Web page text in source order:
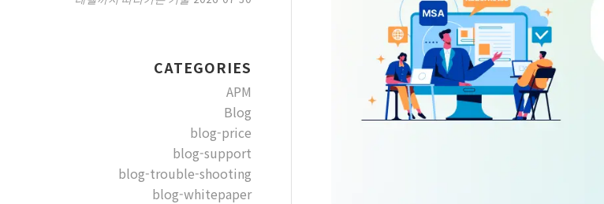
CATEGORIES
APM
Blog
blog-price
blog-support
blog-trouble-shooting
blog-whitepaper